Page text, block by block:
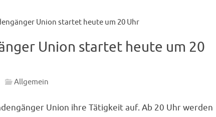
Union startet heute um 20 Uhr
Union startet heute um 20
Allgemein
Union ihre Tätigkeit auf. Ab 20 Uhr werden